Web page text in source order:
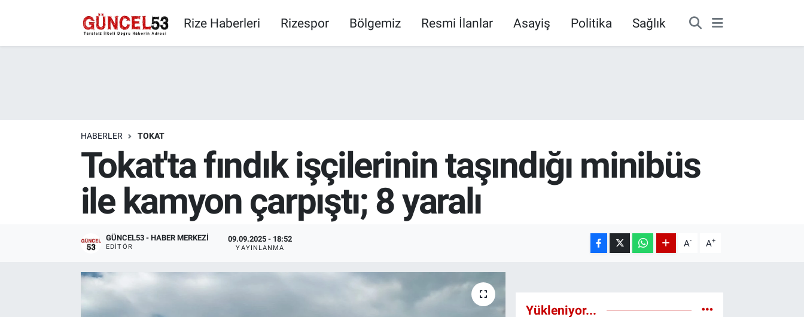
Rize Haberleri Rizespor Bölgemiz Resmi İlanlar Asayiş Politika Sağlık
HABERLER TOKAT
Tokat'ta fındık işçilerinin taşındığı minibüs
ile kamyon çarpıştı; 8 yaralı
GÜNCEL53 - HABER MERKEZI
EDITÖR
09.09.2025 - 18:52
YAYINLANMA A- A+
Yükleniyor...